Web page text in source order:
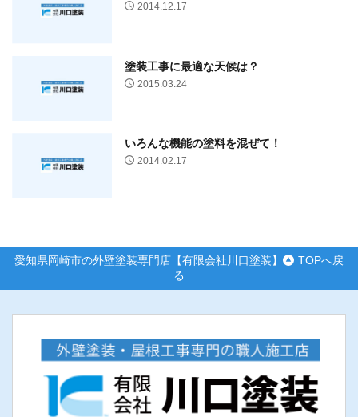
2014.12.17
塗装工事に最適な天候は？
2015.03.24
いろんな機能の塗料を混ぜて！
2014.02.17
愛知県岡崎市の外壁塗装専門店【有限会社川口塗装】
TOPへ戻
る